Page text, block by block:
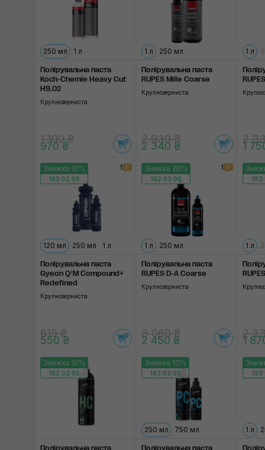
250 мл 1 л
Полірувальна паста
Koch-Chemie Heavy Cut
H9.02
Крупнозерниста
1 100 ₴
970 ₴
1 л 250 мл
Полірувальна паста
RUPES Mille Coarse
Крупнозерниста
2 930 ₴
2 340 ₴
1 л
2
1
Знижка 10%
182:02:04
1
120 мл 250 мл 1 л
Полірувальна паста
Gyeon Q²M Compound+
Redefined
Крупнозерниста
615 ₴
550 ₴
Знижка 20%
182:02:04
1
1 л 250 мл
Полірувальна паста
RUPES D-A Coarse
Крупнозерниста
3 060 ₴
2 450 ₴
1 л
2
1
Знижка 10%
182:02:04
Знижка 10%
182:02:04
250 мл 750 мл 1 л